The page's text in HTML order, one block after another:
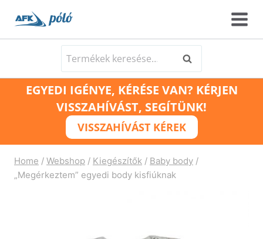
Keresés
a
következőre:
Keresés
EGYEDI IGÉNYE, KÉRÉSE VAN? KÉRJEN
VISSZAHÍVÁST, SEGÍTÜNK!
VISSZAHÍVÁST KÉREK
Home / Webshop / Kiegészítők / Baby body /
„Megérkeztem” egyedi body kisfiúknak